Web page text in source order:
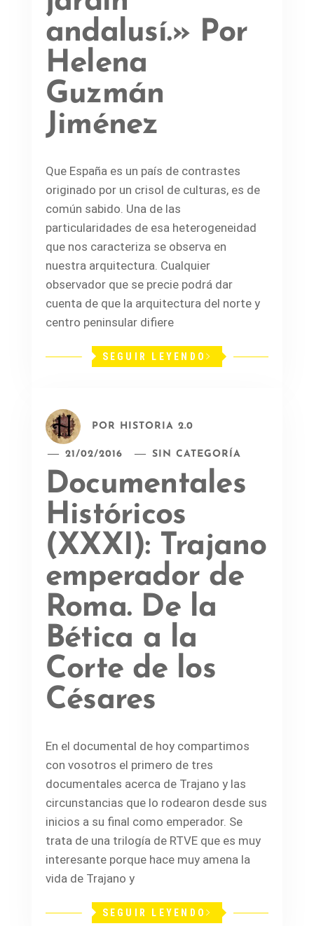
andalusí.» Por
Helena
Guzmán
Jiménez
Que España es un país de contrastes
originado por un crisol de culturas, es de
común sabido. Una de las
particularidades de esa heterogeneidad
que nos caracteriza se observa en
nuestra arquitectura. Cualquier
observador que se precie podrá dar
cuenta de que la arquitectura del norte y
centro peninsular difiere
SEGUIR LEYENDO
POR HISTORIA 2.0
21/02/2016 SIN CATEGORÍA
Documentales
Históricos
(XXXI): Trajano
emperador de
Roma. De la
Bética a la
Corte de los
Césares
En el documental de hoy compartimos
con vosotros el primero de tres
documentales acerca de Trajano y las
circunstancias que lo rodearon desde sus
inicios a su final como emperador. Se
trata de una trilogía de RTVE que es muy
interesante porque hace muy amena la
vida de Trajano y
SEGUIR LEYENDO